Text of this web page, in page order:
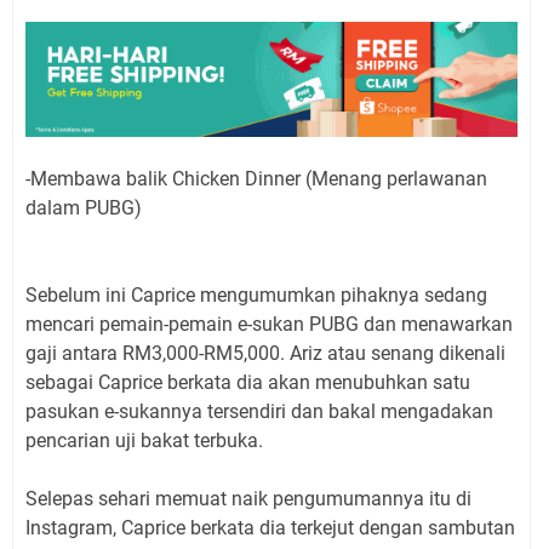
-Membawa balik Chicken Dinner (Menang perlawanan
dalam PUBG)
Sebelum ini Caprice mengumumkan pihaknya sedang
mencari pemain-pemain e-sukan PUBG dan menawarkan
gaji antara RM3,000-RM5,000. Ariz atau senang dikenali
sebagai Caprice berkata dia akan menubuhkan satu
pasukan e-sukannya tersendiri dan bakal mengadakan
pencarian uji bakat terbuka.
Selepas sehari memuat naik pengumumannya itu di
Instagram, Caprice berkata dia terkejut dengan sambutan